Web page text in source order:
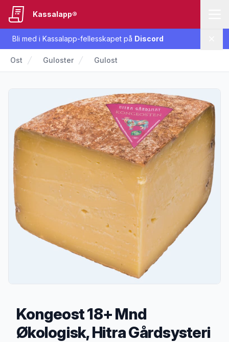
Bli med i Kassalapp-fellesskapet på Discord
Kassalapp®
Ost Guloster Gulost
Kongeost 18+ Mnd
Økologisk, Hitra Gårdsysteri